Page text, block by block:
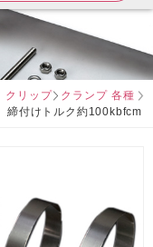
クリップ
クランプ 各種
付けトルク約100kbfcm